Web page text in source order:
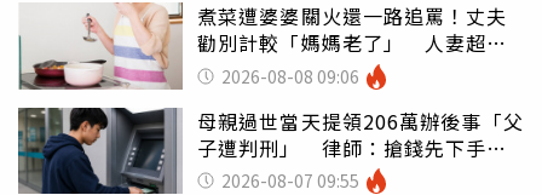
煮菜遭婆婆關火還一路追罵！丈夫
勸別計較「媽媽老了」 人妻超崩
潰：我像台傭
2026-08-08 09:06
母親過世當天提領206萬辦後事「父
子遭判刑」 律師：搶錢先下手是
罪 2026-08-07 09:55